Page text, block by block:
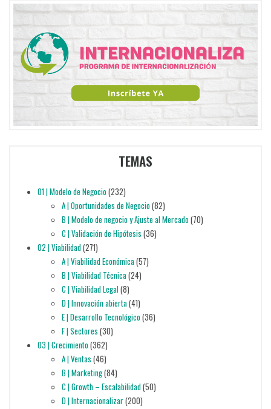
TEMAS
01 | Modelo de Negocio(232)
A | Oportunidades de Negocio(82)
B | Modelo de negocio y Ajuste al Mercado(70)
C | Validación de Hipótesis (36)
02 | Viabilidad(271)
A | Viabilidad Económica(57)
B | Viabilidad Técnica(24)
C | Viabilidad Legal(8)
D | Innovación abierta(41)
E | Desarrollo Tecnológico(36)
F | Sectores (30)
03 | Crecimiento(362)
A | Ventas (46)
B | Marketing(84)
C | Growth – Escalabilidad(50)
D | Internacionalizar(200)